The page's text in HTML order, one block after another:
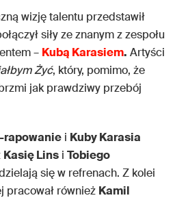
wizję talentu przedstawił
siły ze znanym z zespołu
– Kubą Karasiem. Artyści
Żyć, który, pomimo, że
jak prawdziwy przebój
rapowanie i Kuby Karasia
Kasię Lins i Tobiego
się w refrenach. Z kolei
pracował również Kamil